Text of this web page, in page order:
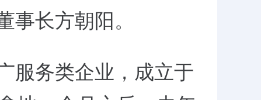
事长方朝阳。
服务类企业，成立于